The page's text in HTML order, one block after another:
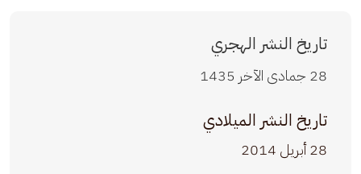
تاريخ النشر الهجري
28 جمادى الآخر 1435
تاريخ النشر الميلادي
28 أبريل 2014